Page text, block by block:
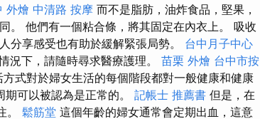
外燴 中清路 按摩 而不是脂肪，油炸食品，堅果，
。 他們有一個粘合條，將其固定在內衣上。 吸收
分享感受也有助於緩解緊張局勢。 台中月子中心
況下，請隨時尋求醫療護理。 苗栗 外燴 台中市按
方式對於婦女生活的每個階段都對一般健康和健康
可以被認為是正常的。 記帳士 推薦書 但是，在
。 鬆筋堂 這個年齡的婦女通常會定期出血，這意